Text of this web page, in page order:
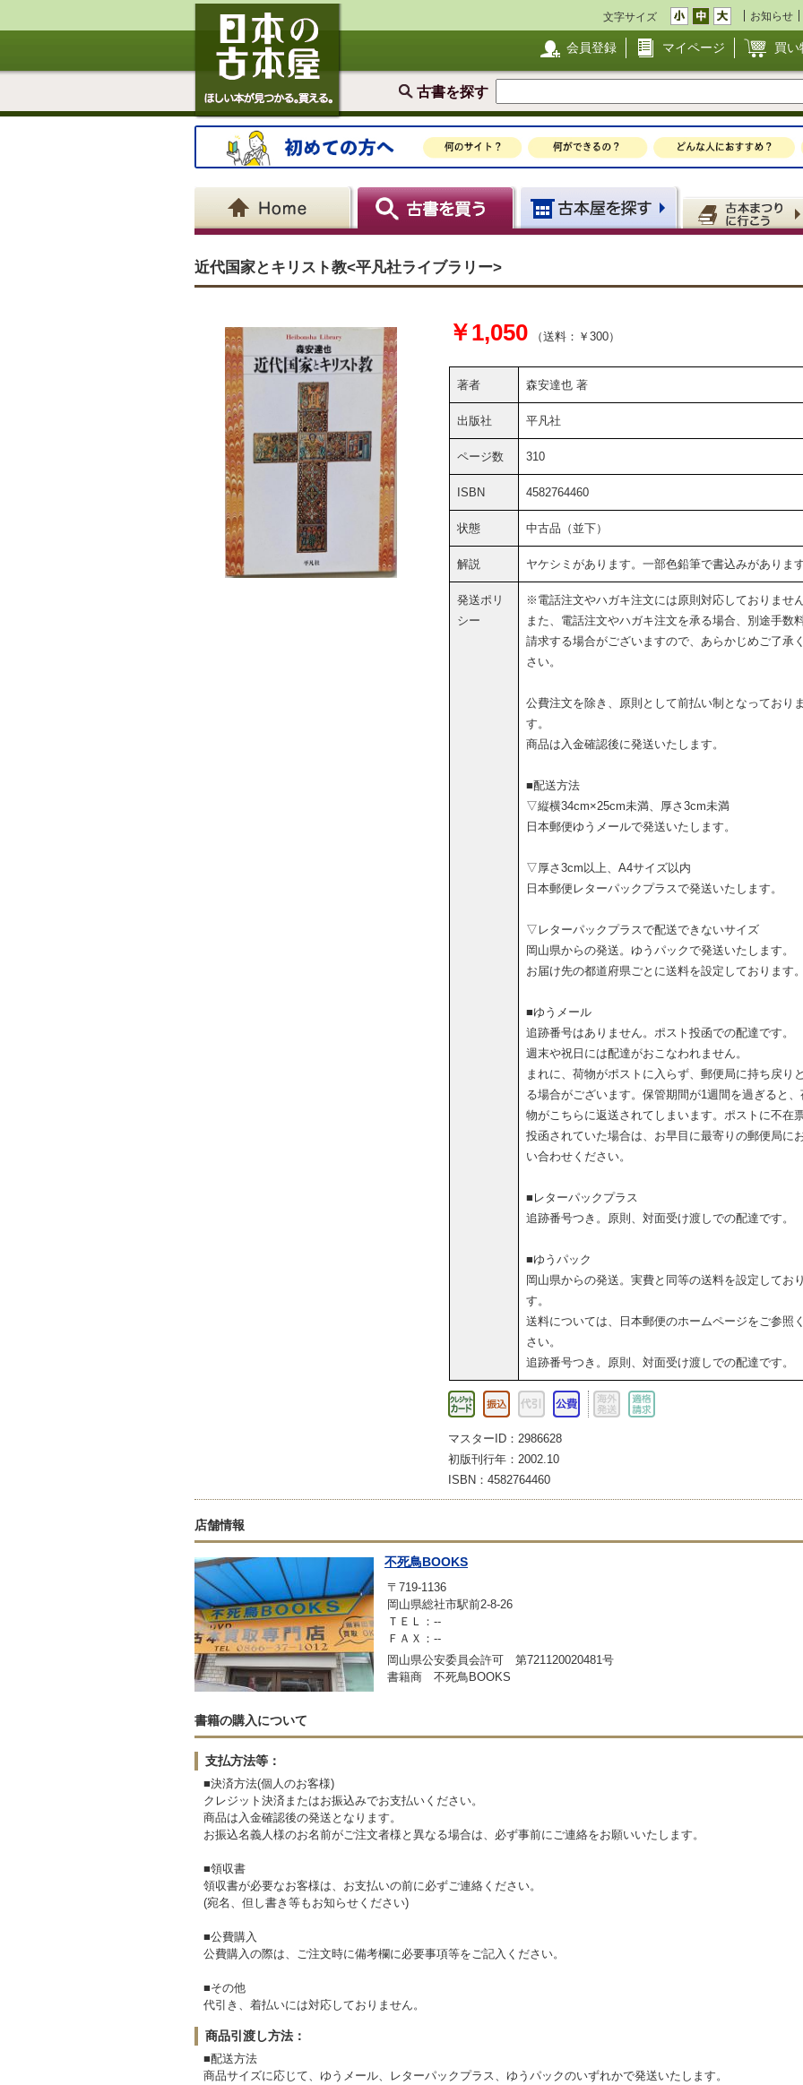
文字サイズ お知らせ
会員登録 マイページ 買い
古書を探す
近代国家とキリスト教<平凡社ライブラリー>
￥1,050 （送料：￥300）
著者 森安達也 著
出版社 平凡社
ページ数 310
ISBN 4582764460
状態 中古品（並下）
解説 ヤケシミがあります。一部色鉛筆で書込みがあります
発送ポリ
シー
※電話注文やハガキ注文には原則対応しておりません
また、電話注文やハガキ注文を承る場合、別途手数
請求する場合がございますので、あらかじめご了承
さい。
公費注文を除き、原則として前払い制となっておりま
す。
商品は入金確認後に発送いたします。
■配送方法
▽縦横34cm×25cm未満、厚さ3cm未満
日本郵便ゆうメールで発送いたします。
▽厚さ3cm以上、A4サイズ以内
日本郵便レターパックプラスで発送いたします。
▽レターパックプラスで配送できないサイズ
岡山県からの発送。ゆうパックで発送いたします。
お届け先の都道府県ごとに送料を設定しております。
■ゆうメール
追跡番号はありません。ポスト投函での配達です。
週末や祝日には配達がおこなわれません。
まれに、荷物がポストに入らず、郵便局に持ち戻り
る場合がございます。保管期間が1週間を過ぎると、
物がこちらに返送されてしまいます。ポストに不在
投函されていた場合は、お早目に最寄りの郵便局に
い合わせください。
■レターパックプラス
追跡番号つき。原則、対面受け渡しでの配達です。
■ゆうパック
岡山県からの発送。実費と同等の送料を設定してお
す。
送料については、日本郵便のホームページをご参照
さい。
追跡番号つき。原則、対面受け渡しでの配達です。
マスターID：2986628
初版刊行年：2002.10
ISBN：4582764460
店舗情報
不死鳥BOOKS
〒719-1136
岡山県総社市駅前2-8-26
ＴＥＬ：--
ＦＡＸ：--
岡山県公安委員会許可 第721120020481号
書籍商 不死鳥BOOKS
書籍の購入について
支払方法等：
■決済方法(個人のお客様)
クレジット決済またはお振込みでお支払いください。
商品は入金確認後の発送となります。
お振込名義人様のお名前がご注文者様と異なる場合は、必ず事前にご連絡をお願いいたします。
■領収書
領収書が必要なお客様は、お支払いの前に必ずご連絡ください。
(宛名、但し書き等もお知らせください)
■公費購入
公費購入の際は、ご注文時に備考欄に必要事項等をご記入ください。
■その他
代引き、着払いには対応しておりません。
商品引渡し方法：
■配送方法
商品サイズに応じて、ゆうメール、レターパックプラス、ゆうパックのいずれかで発送いたします。